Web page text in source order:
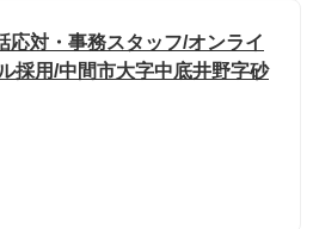
応対・事務スタッフ/オンライ
採用/中間市大字中底井野字砂